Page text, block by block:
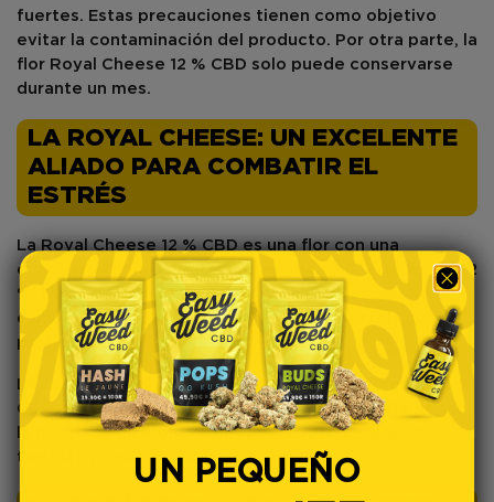
fuertes. Estas precauciones tienen como objetivo
evitar la contaminación del producto. Por otra parte, la
flor Royal Cheese 12 % CBD solo puede conservarse
durante un mes.
LA ROYAL CHEESE: UN EXCELENTE
ALIADO PARA COMBATIR EL
ESTRÉS
La Royal Cheese 12 % CBD es una flor con una
concentración
bastante elevada
de CBD. Esta es del 12
%. Esta alta concentración de cannabidiol permite
eliminar elestrés y alcanzar un estado de relajación
profunda.
La suavidad y el fuerte aroma dela Royal Cheese12 %
CBD son elementos que incitan al consumo. De hecho,
la flor tiene un aroma a queso y afrutado. El aroma
también puede ser acre y picante.
UN PEQUEÑO